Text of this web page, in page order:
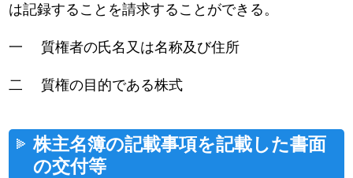
は記録することを請求することができる。
一 質権者の氏名又は名称及び住所
二 質権の目的である株式
株主名簿の記載事項を記載した書面
の交付等